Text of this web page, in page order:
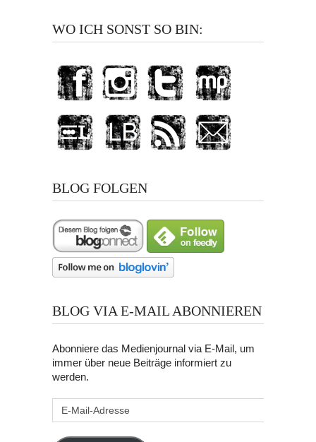
WO ICH SONST SO BIN:
BLOG FOLGEN
BLOG VIA E-MAIL ABONNIEREN
Abonniere das Medienjournal via E-Mail, um
immer über neue Beiträge informiert zu
werden.